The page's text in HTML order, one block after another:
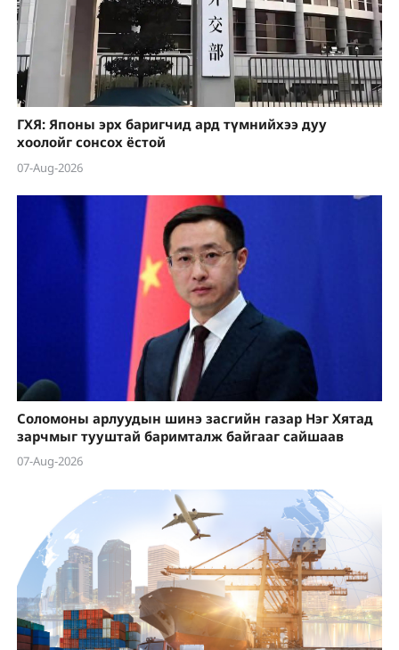
ГХЯ: Японы эрх баригчид ард түмнийхээ дуу
хоолойг сонсох ёстой
07-Aug-2026
Соломоны арлуудын шинэ засгийн газар Нэг Хятад
зарчмыг тууштай баримталж байгааг сайшаав
07-Aug-2026